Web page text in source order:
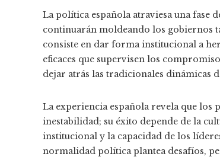
La política española atraviesa una fase
continuarán moldeando los gobiernos
consiste en dar forma institucional a
eficaces que supervisen los
dejar atrás las tradicionales dinámicas
La experiencia española revela que los
inestabilidad; su éxito depende de la
institucional y la capacidad de los
normalidad política plantea desafíos,